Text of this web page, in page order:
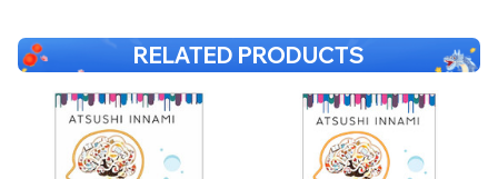
RELATED PRODUCTS